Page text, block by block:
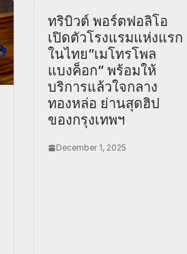
ทริบิวต์ พอร์ตฟอลิโอ
เปิดตัวโรงแรมแห่งแรก
ในไทย”เมโทรโพล
แบงค็อก” พร้อมให้
บริการแล้วใจกลาง
ทองหล่อ ย่านสุดฮิป
ของกรุงเทพฯ
December 1, 2025